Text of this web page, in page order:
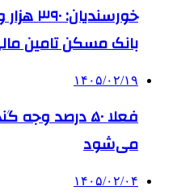
بانک مسکن تامین
۱۴۰۵/۰۲/۱۹
فعلا ۵۰ درصد
می‌شود
۱۴۰۵/۰۲/۰۴